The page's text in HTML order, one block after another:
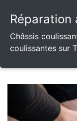
Réparation
Châssis
coulissantes sur